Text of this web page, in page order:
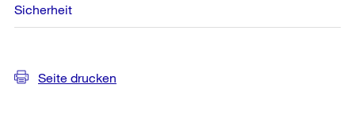
Sicherheit
Seite drucken